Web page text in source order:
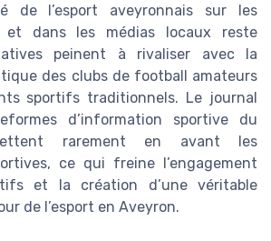
de l’esport aveyronnais sur les
et dans les médias locaux reste
peinent à rivaliser avec la
des clubs de football amateurs
sportifs traditionnels. Le journal
d’information sportive du
rarement en avant les
ce qui freine l’engagement
et la création d’une véritable
de l’esport en Aveyron.